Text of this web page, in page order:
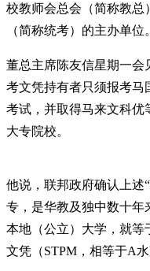
校教师会总会（简称教总
（简称统考）的主办单位。
董总主席陈友信星期一会
考文凭持有者只须报考马
考试，并取得马来文科优
大专院校。
他说，联邦政府确认上述
专，是华教及独中数十年
本地（公立）大学，就等
文凭（STPM，相等于A